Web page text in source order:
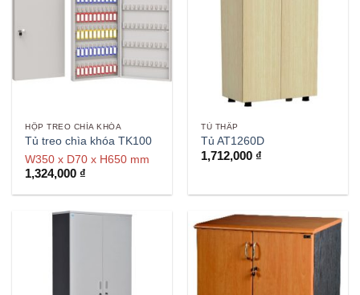
HỘP TREO CHÌA KHÓA
Tủ treo chìa khóa TK100
W350 x D70 x H650 mm
1,324,000 ₫
TỦ THẤP
Tủ AT1260D
1,712,000 ₫